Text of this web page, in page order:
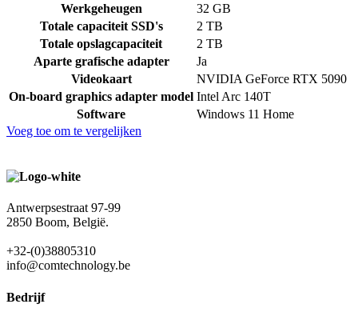
Werkgeheugen
32 GB
Totale capaciteit SSD's
2 TB
Totale opslagcapaciteit
2 TB
Aparte grafische adapter
Ja
Videokaart
NVIDIA GeForce RTX 5090
On-board graphics adapter model Intel Arc 140T
Software
Windows 11 Home
Voeg toe om te vergelijken
Antwerpsestraat 97-99
2850 Boom, België.
+32-(0)38805310
info@comtechnology.be
Bedrijf